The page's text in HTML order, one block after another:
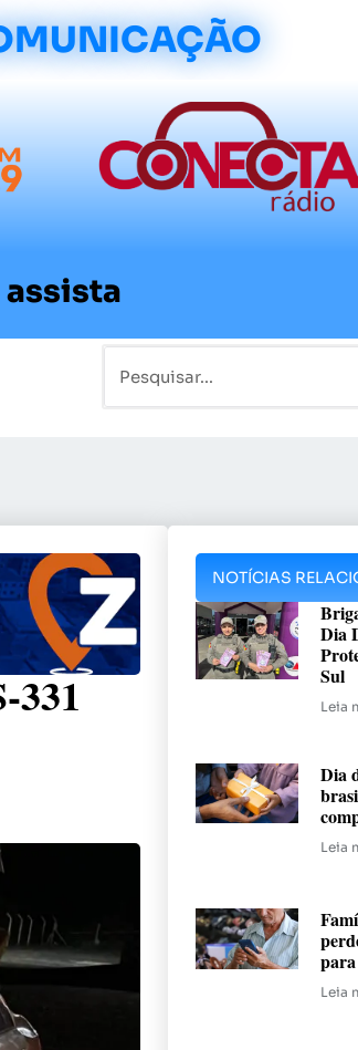
assista
331
NOTÍCIAS
Dia
Sul
Leia
Dia
Leia
para
Leia